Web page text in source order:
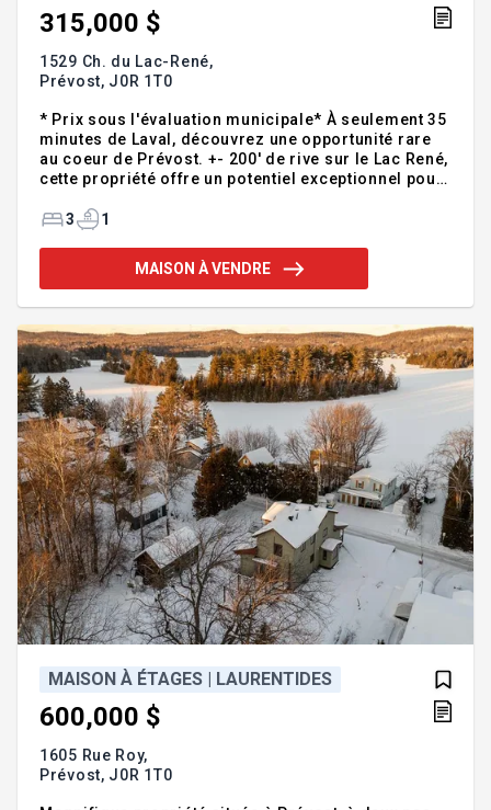
315,000 $
1529 Ch. du Lac-René,
Prévost, J0R 1T0
* Prix sous l'évaluation municipale* À seulement 35
minutes de Laval, découvrez une opportunité rare
au coeur de Prévost. +- 200' de rive sur le Lac René,
cette propriété offre un potentiel exceptionnel pour
projets ambitieux. Implantée sur un terrain de 2
être transformée selon votre vision. Que ce soit
pour un chalet, une résidence principale ou un
une rareté dans le marché actuel, c'est l'occa
3 1
MAISON À VENDRE
MAISON À ÉTAGES | LAURENTIDES
600,000 $
1605 Rue Roy,
Prévost, J0R 1T0